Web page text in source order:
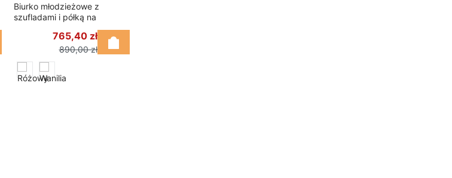
Biurko młodzieżowe z
szufladami i półką na
komputer 130×60 cm Wanilia
765,40 zł
890,00 zł